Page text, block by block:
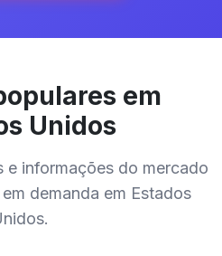
em
Unidos
e informações do mercado
demanda em Estados